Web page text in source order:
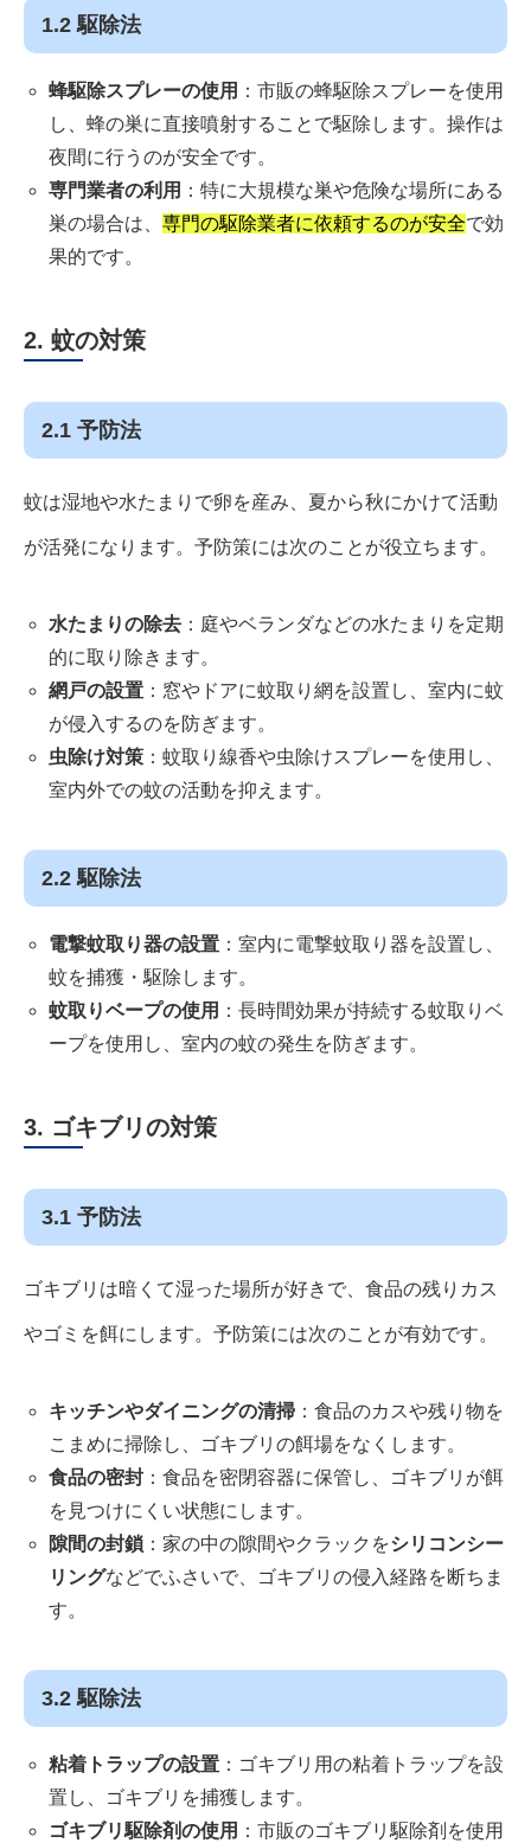
1.2 駆除法
蜂駆除スプレーの使用 ：市販の蜂駆除スプレーを使用
し、蜂の巣に直接噴射することで駆除します。操作は
夜間に行うのが安全です。
専門業者の利用 ：特に大規模な巣や危険な場所にある
巣の場合は、 専門の駆除業者に依頼するのが安全で効
果的です。
2. 蚊の対策
2.1 予防法
蚊は湿地や水たまりで卵を産み、夏から秋にかけて活動
が活発になります。予防策には次のことが役立ちます。
水たまりの除去：庭やベランダなどの水たまりを定期
的に取り除きます。
網戸の設置：窓やドアに蚊取り網を設置し、室内に蚊
が侵入するのを防ぎます。
虫除け対策：蚊取り線香や虫除けスプレーを使用し、
室内外での蚊の活動を抑えます。
2.2 駆除法
電撃蚊取り器の設置：室内に電撃蚊取り器を設置し、
蚊を捕獲・駆除します。
蚊取りベープの使用 ：長時間効果が持続する蚊取りベ
ープを使用し、室内の蚊の発生を防ぎます。
3. ゴキブリの対策
3.1 予防法
ゴキブリは暗くて湿った場所が好きで、食品の残りカス
やゴミを餌にします。予防策には次のことが有効です。
キッチンやダイニングの清掃：食品のカスや残り物を
こまめに掃除し、ゴキブリの餌場をなくします。
食品の密封：食品を密閉容器に保管し、ゴキブリが餌
を見つけにくい状態にします。
隙間の封鎖：家の中の隙間やクラックをシリコンシー
リングなどでふさいで、ゴキブリの侵入経路を断ちま
す。
3.2 駆除法
粘着トラップの設置：ゴキブリ用の粘着トラップを設
置し、ゴキブリを捕獲します。
ゴキブリ駆除剤の使用 ：市販のゴキブリ駆除剤を使用